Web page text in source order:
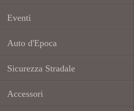
Eventi
Auto d'Epoca
Sicurezza Stradale
Accessori